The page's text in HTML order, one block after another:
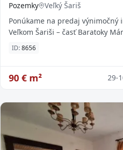
Pozemky
Veľký Šariš
Ponúkame na predaj výnimočný
Veľkom Šariši – časť Baratoky
predaj rovinatý pozemok v
ID:8656
90 € m² 29-